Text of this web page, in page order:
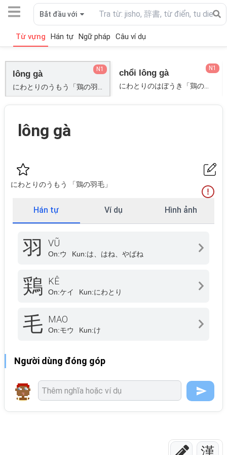
Bắt đầu với
Từ vựng Hán tự Ngữ pháp Câu ví dụ
lông gà N1 chổi lông gà
にわとりのはぼうき「鶏の羽箒」;
N1
lông gà
にわとりのうもう 「鶏の羽毛」
Hán tự Ví dụ Hình ảnh
羽 VŨ
On:ウ Kun:は、はね、やばね
鶏 KÊ
On:ケイ Kun:にわとり
毛 MAO
On:モウ Kun:け
Người dùng đóng góp